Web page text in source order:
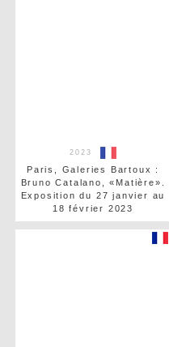
2023
Paris, Galeries Bartoux :
Bruno Catalano, «Matière».
Exposition du 27 janvier au
18 février 2023